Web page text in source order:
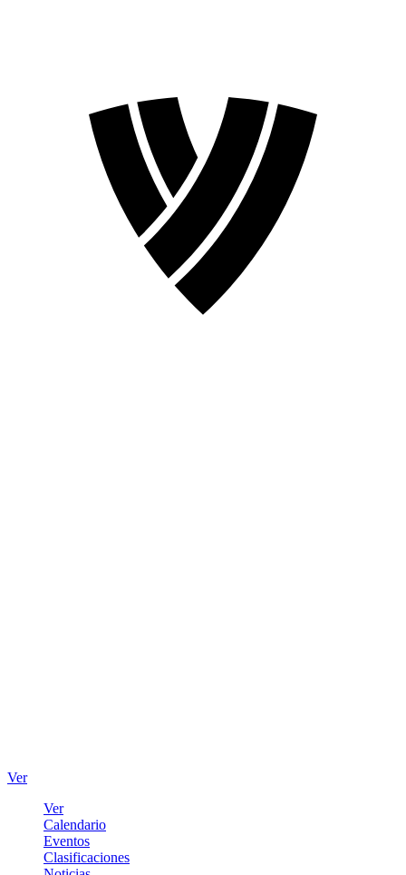
Ver
Ver
Calendario
Eventos
Clasificaciones